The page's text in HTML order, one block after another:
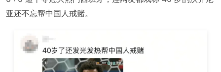
亚还不忘帮中国人戒赌。